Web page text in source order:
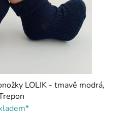
LOLIK - tmavě modrá,